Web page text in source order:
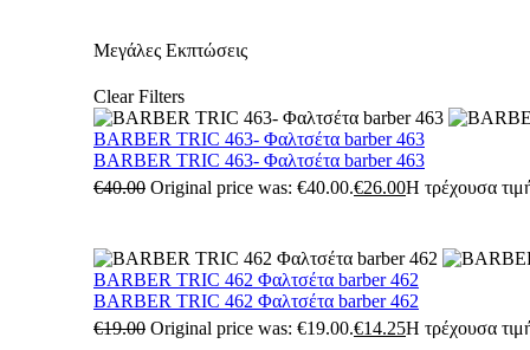
Μεγάλες Εκπτώσεις
Clear Filters
BARBER TRIC 463- Φαλτσέτα barber 463
BARBER TRIC 463- Φαλτσέτα barber 463
€40.00 Original price was: €40.00.€26.00Η τρέχουσα
BARBER TRIC 462 Φαλτσέτα barber 462
BARBER TRIC 462 Φαλτσέτα barber 462
€19.00 Original price was: €19.00.€14.25Η τρέχουσα